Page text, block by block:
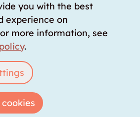
size of a storage room?
room cost?
room
|privacy policy
you with the best
experience on
more information, see
.